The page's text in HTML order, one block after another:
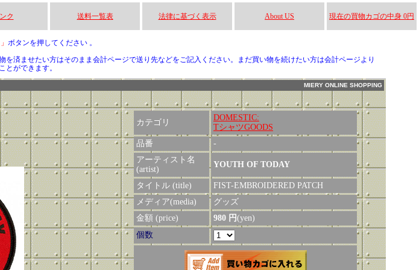
ク 送料一覧表 法律に基づく表示 About US 現在の買物カゴの中身 0円
ボタンを押してください 。
済ませたい方はそのまま会計ページで送り先などをご記入ください。まだ買い物を続けたい方は会計ページより
とができます。
MIERY ONLINE SHOPPING
カテゴリ
DOMESTIC:
TシャツGOODS
品番
-
アーティスト名
(artist)
YOUTH OF TODAY
タイトル (title)
FIST-EMBROIDERED PATCH
メディア(media)
グッズ
金額 (price)
980 円(yen)
個数